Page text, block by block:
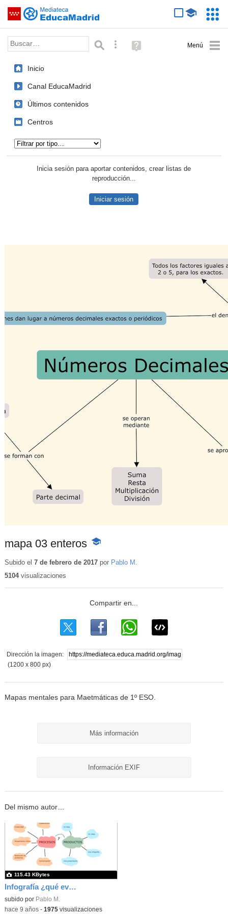
Saltar navegación
Palabra o frase: Búsqueda avanzada
Ayuda
(en
Inicio
Canal EducaMadrid
Últimos contenidos
Centros
Inicia sesión para aportar contenidos, crear listas de
reproducción...
Iniciar sesión
mapa 03 enteros -
educativo
Subido el 7 de febrero de 2017por Pablo M.
5104visualizaciones
Dirección la imagen:
(1200 x 800 px)
Mapas mentales para Maetmáticas de 1º ESO.
Más información
Información EXIF
Del mismo autor…
Infografía ¿qué evaluamos?
subido por Pablo M.
115.43 KBytes
-hace 9 años- 1975visualizaciones